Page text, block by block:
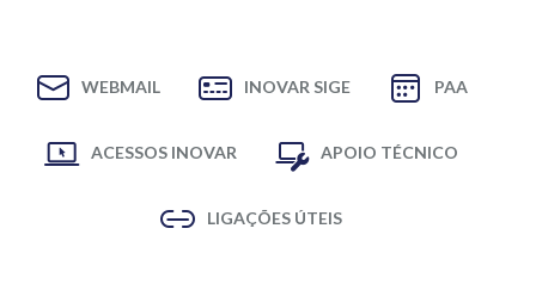
WEBMAIL INOVAR SIGE PAA
ACESSOS INOVAR APOIO TÉCNICO
LIGAÇÕES ÚTEIS